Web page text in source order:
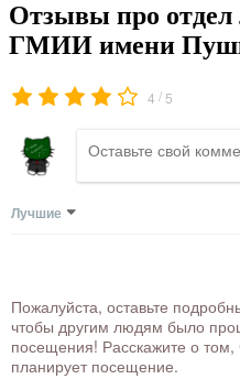
Отзывы про
ГМИИ имени
4 / 5
Лучшие
Пожалуйста, оставьте
чтобы другим людям было
посещения! Расскажите о том,
планирует посещение.